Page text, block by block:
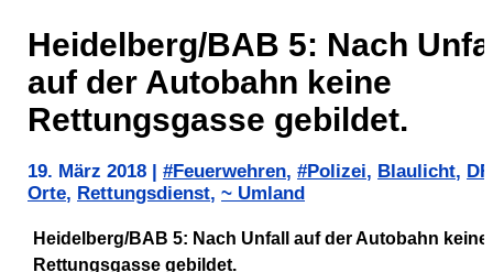
Heidelberg/BAB 5: Nach
auf der Autobahn keine
Rettungsgasse gebildet.
19. März 2018 #Feuerwehren, #Polizei, Blaulicht,
Orte, Rettungsdienst, ~ Umland
Heidelberg/BAB 5: Nach Unfall auf der Autobahn keine
Rettungsgasse gebildet.